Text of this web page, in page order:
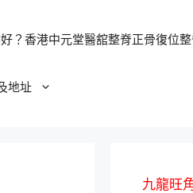
？香港中元堂醫舘整脊正骨復位
地址
九龍旺